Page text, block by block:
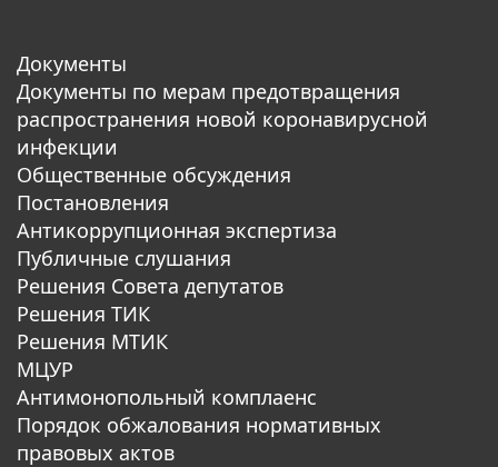
Документы
Документы по мерам предотвращения
распространения новой коронавирусной
инфекции
Общественные обсуждения
Постановления
Антикоррупционная экспертиза
Публичные слушания
Решения Совета депутатов
Решения ТИК
Решения МТИК
МЦУР
Антимонопольный комплаенс
Порядок обжалования нормативных
правовых актов